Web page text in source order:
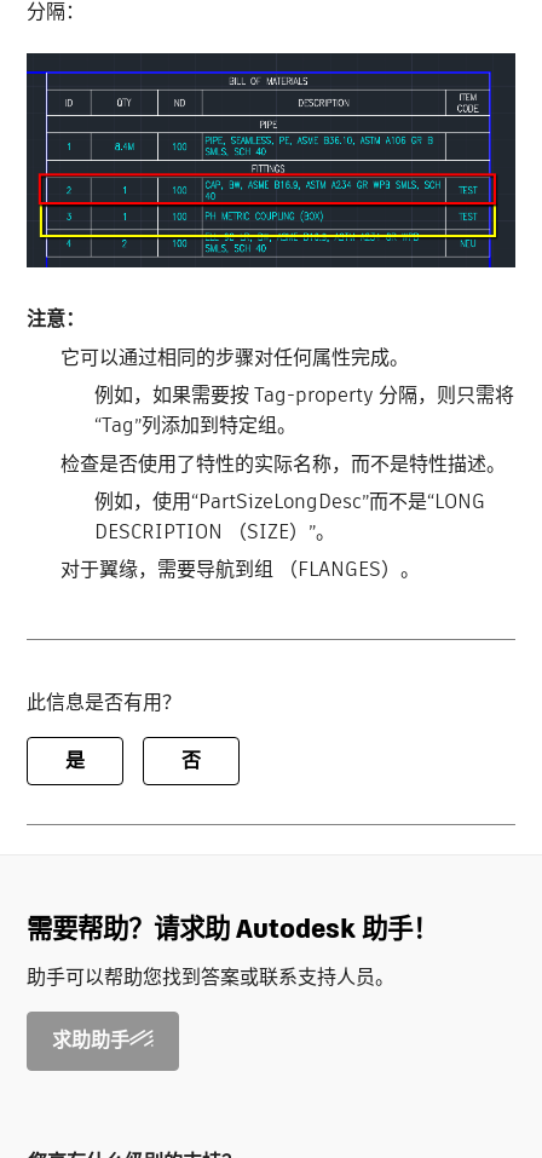
分隔：
注意：
它可以通过相同的步骤对任何属性完成。
例如，如果需要按 Tag-property 分隔，则只需将
“Tag”列添加到特定组。
检查是否使用了特性的实际名称，而不是特性描述。
例如，使用“PartSizeLongDesc”而不是“LONG
DESCRIPTION （SIZE）”。
对于翼缘，需要导航到组 （FLANGES）。
此信息是否有用？
是 否
需要帮助？请求助 Autodesk 助手！
助手可以帮助您找到答案或联系支持人员。
求助助手